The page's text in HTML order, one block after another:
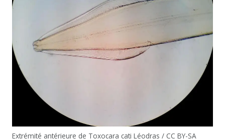
Extrémité antérieure de Toxocara cati Léodras / CC BY-SA